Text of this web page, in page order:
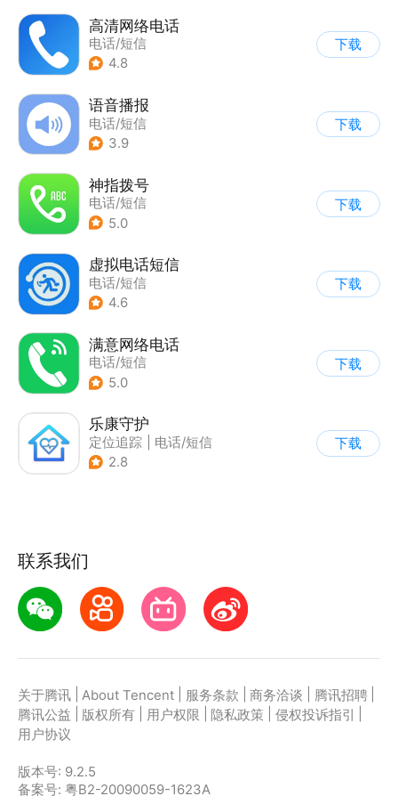
高清网络电话
电话/短信
4.8
下载
语音播报
电话/短信
3.9
下载
神指拨号
电话/短信
5.0
下载
虚拟电话短信
电话/短信
4.6
下载
满意网络电话
电话/短信
5.0
下载
乐康守护
定位追踪
电话/短信
| 其他
2.8
下载
联系我们
关于腾讯 About Tencent 服务条款 商务洽谈 腾讯招聘
腾讯公益
版权所有 用户权限 隐私政策 侵权投诉指引
用户协议
版本号: 9.2.5
备案号: 粤B2-20090059-1623A